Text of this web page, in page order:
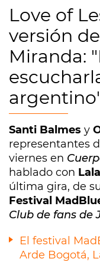
Love of
versión
Miranda:
Santi Balmes y
representantes
viernes en
hablado con
última gira, de
Festival
Club de fans de
El festival
Arde Bogotá,